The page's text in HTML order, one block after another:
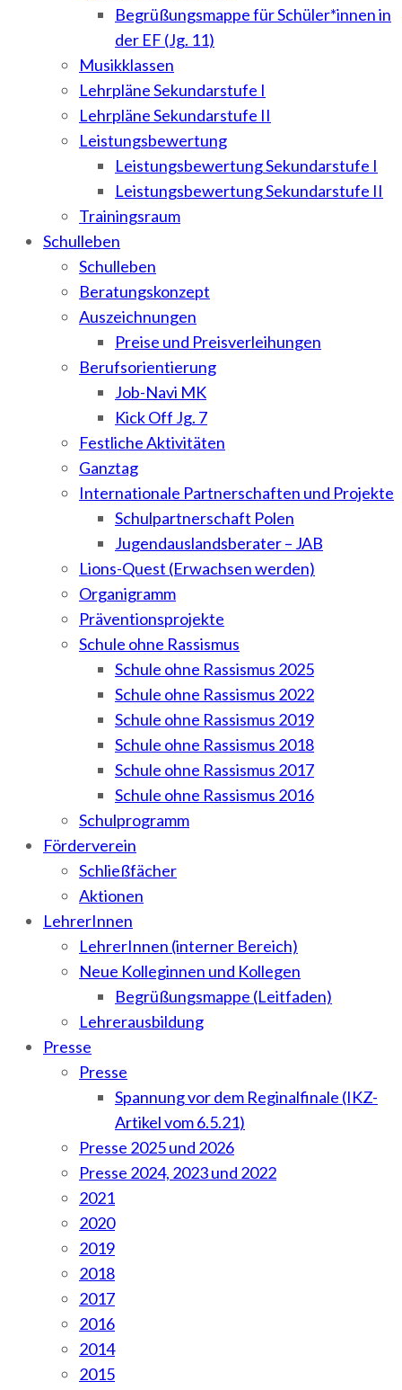
Begrüßungsmappe für Schüler*innen in
der EF (Jg. 11)
Musikklassen
Lehrpläne Sekundarstufe I
Lehrpläne Sekundarstufe II
Leistungsbewertung
Leistungsbewertung Sekundarstufe I
Leistungsbewertung Sekundarstufe II
Trainingsraum
Schulleben
Schulleben
Beratungskonzept
Auszeichnungen
Preise und Preisverleihungen
Berufsorientierung
Job-Navi MK
Kick Off Jg. 7
Festliche Aktivitäten
Ganztag
Internationale Partnerschaften und Projekte
Schulpartnerschaft Polen
Jugendauslandsberater – JAB
Lions-Quest (Erwachsen werden)
Organigramm
Präventionsprojekte
Schule ohne Rassismus
Schule ohne Rassismus 2025
Schule ohne Rassismus 2022
Schule ohne Rassismus 2019
Schule ohne Rassismus 2018
Schule ohne Rassismus 2017
Schule ohne Rassismus 2016
Schulprogramm
Förderverein
Schließfächer
Aktionen
LehrerInnen
LehrerInnen (interner Bereich)
Neue Kolleginnen und Kollegen
Begrüßungsmappe (Leitfaden)
Lehrerausbildung
Presse
Presse
Spannung vor dem Reginalfinale (IKZ-
Artikel vom 6.5.21)
Presse 2025 und 2026
Presse 2024, 2023 und 2022
2021
2020
2019
2018
2017
2016
2014
2015